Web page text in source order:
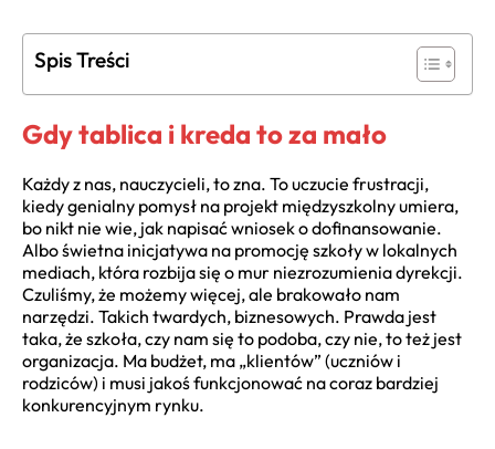
Spis Treści
Gdy tablica i kreda to za mało
Każdy z nas, nauczycieli, to zna. To uczucie frustracji,
kiedy genialny pomysł na projekt międzyszkolny umiera,
bo nikt nie wie, jak napisać wniosek o dofinansowanie.
Albo świetna inicjatywa na promocję szkoły w lokalnych
mediach, która rozbija się o mur niezrozumienia dyrekcji.
Czuliśmy, że możemy więcej, ale brakowało nam
narzędzi. Takich twardych, biznesowych. Prawda jest
taka, że szkoła, czy nam się to podoba, czy nie, to też jest
organizacja. Ma budżet, ma „klientów” (uczniów i
rodziców) i musi jakoś funkcjonować na coraz bardziej
konkurencyjnym rynku.